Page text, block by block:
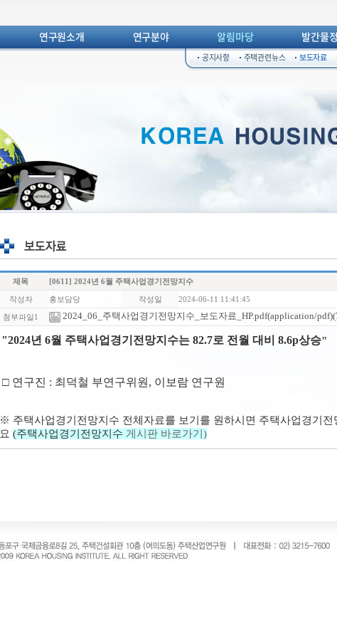
연구원소개 연구분야 알림마당
공지사항 주택관련뉴스 보도자료
발간물
제목 [0611] 2024년 6월 주택사업경기전망지수
작성자 홍보담당 작성일 2024-06-11 11:41:45
첨부파일1 2024_06_주택사업경기전망지수_보도자료_HP.pdf(application/
"2024년 6월 주택사업경기전망지수는 82.7로 전월 대비 8.6p상승"
□ 연구진 : 최덕철 부연구위원, 이보람 연구원
※ 주택사업경기전망지수 전체자료를 보기를 원하시면 주택사업경기전
요 (주택사업경기전망지수 게시판 바로가기)